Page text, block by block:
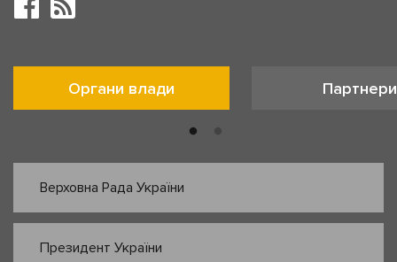
Органи влади Партнери
Верховна Рада України
Президент України